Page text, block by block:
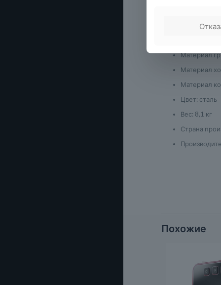
Материал
Материал
Материал
Цвет: сталь
Вес: 8,1 кг
Страна
Похожие